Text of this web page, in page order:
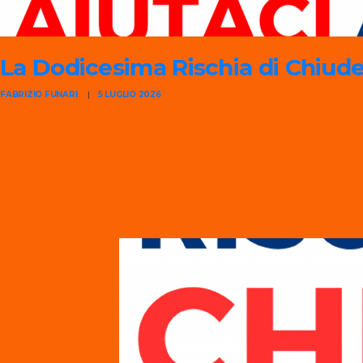
La Dodicesima Rischia di
FABRIZIO FUNARI 5 LUGLIO 2026